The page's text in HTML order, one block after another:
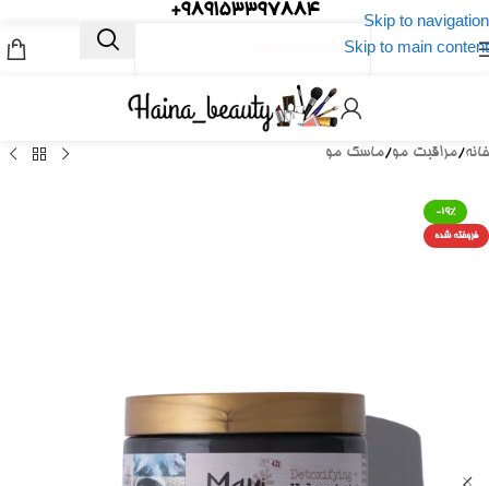
Skip to navigation
Skip to main content
989153397884+
خانه/مراقبت مو/ماسک مو
-19%
فروخته شده